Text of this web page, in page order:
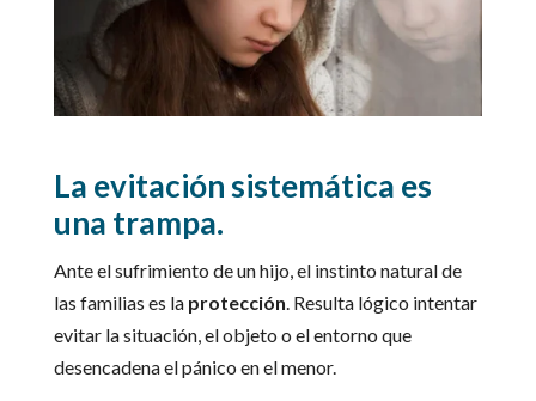
La evitación sistemática es
una trampa.
Ante el sufrimiento de un hijo, el instinto natural de
las familias es la protección . Resulta lógico intentar
evitar la situación, el objeto o el entorno que
desencadena el pánico en el menor.